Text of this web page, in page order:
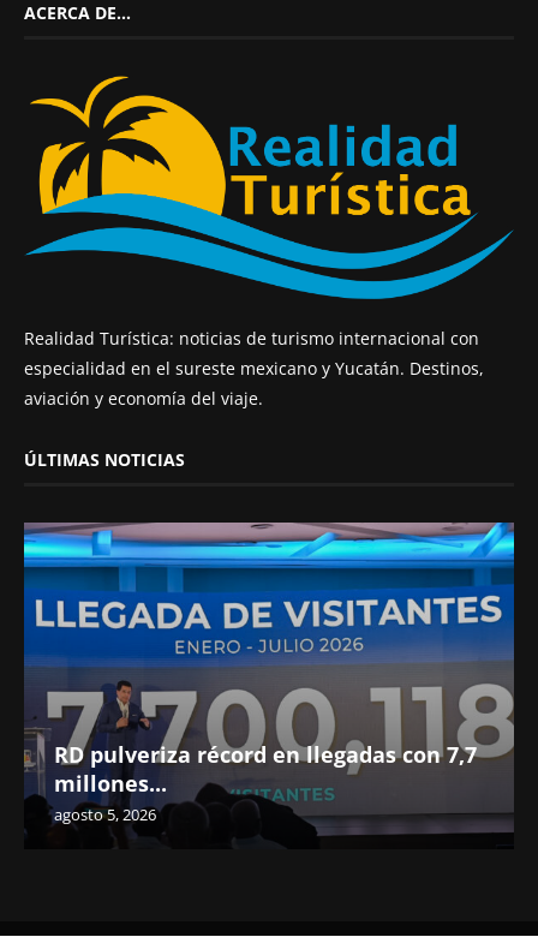
ACERCA DE…
Realidad Turística: noticias de turismo internacional con
especialidad en el sureste mexicano y Yucatán. Destinos,
aviación y economía del viaje.
ÚLTIMAS NOTICIAS
RD pulveriza récord en llegadas con 7,7
millones...
agosto 5, 2026